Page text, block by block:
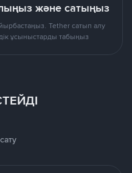
және сатыңыз
Tether сатып алу
ұсыныстарды табыңыз